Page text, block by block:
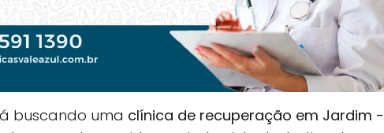
buscando uma clínica de recuperação em Jardim -